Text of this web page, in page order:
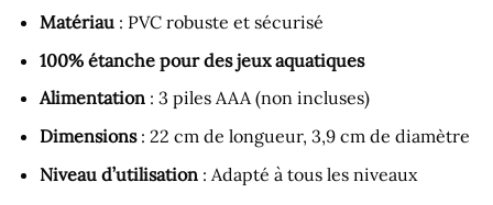
Matériau: PVC robuste et sécurisé
100% étanche pour des jeux aquatiques
Alimentation: 3 piles AAA (non incluses)
Dimensions: 22 cm de longueur, 3,9 cm de diamètre
Niveau d’utilisation: Adapté à tous les niveaux